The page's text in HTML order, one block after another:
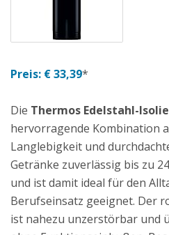
Preis: € 33,39*
Die Thermos Edelstahl-
hervorragende Kombination
Langlebigkeit und
Getränke zuverlässig bis zu
und ist damit ideal für den
Berufseinsatz geeignet. Der
ist nahezu unzerstörbar und